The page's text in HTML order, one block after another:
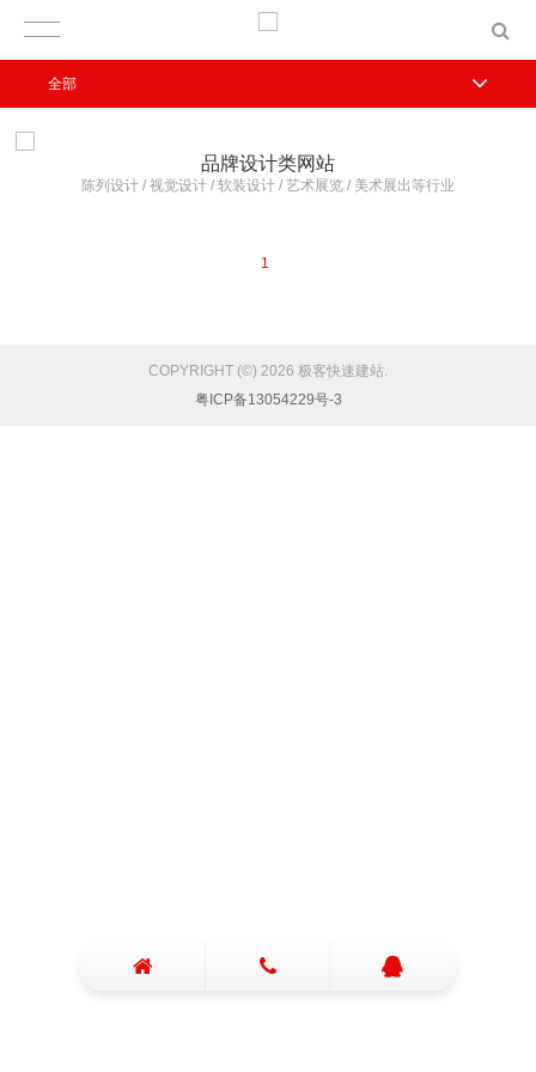
品牌设计类网站
陈列设计 / 视觉设计 / 软装设计 / 艺术展览 / 美术展出等行业
1
COPYRIGHT (©) 2026 极客快速建站.
粤ICP备13054229号-3
全部